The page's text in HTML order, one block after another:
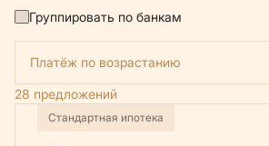
Группировать по банкам
Платёж по возрастанию
28 предложений
Стандартная ипотека